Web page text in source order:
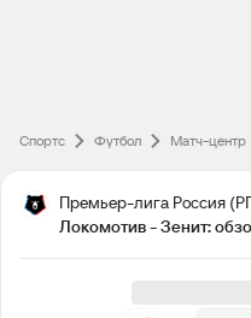
Спортс Футбол Матч-центр
Премьер-лига Россия
Локомотив - Зенит: